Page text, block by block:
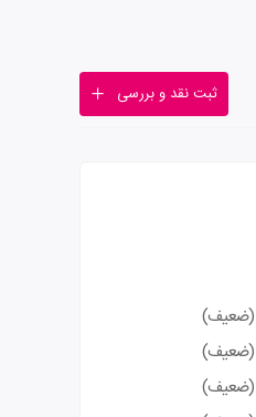
ثبت نقد و بررسی
(ضعیف)
(ضعیف)
(ضعیف)